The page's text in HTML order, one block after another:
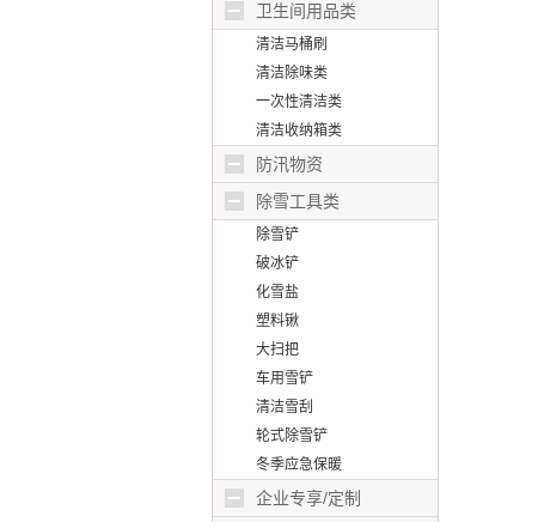
卫生间用品类
清洁马桶刷
清洁除味类
一次性清洁类
清洁收纳箱类
防汛物资
除雪工具类
除雪铲
破冰铲
化雪盐
塑料锹
大扫把
车用雪铲
清洁雪刮
轮式除雪铲
冬季应急保暖
企业专享/定制